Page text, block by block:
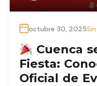
octubre 30, 2025
Cuenca
Fiesta:
Oficial de